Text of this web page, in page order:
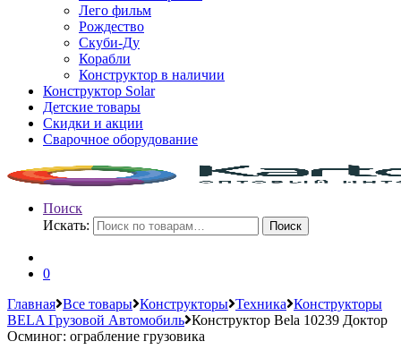
Лего фильм
Рождество
Скуби-Ду
Корабли
Конструктор в наличии
Конструктор Solar
Детские товары
Скидки и акции
Сварочное оборудование
Поиск
Искать:
Поиск
0
Главная Все товары Конструкторы Техника Конструкторы
BELA Грузовой Автомобиль Конструктор Bela 10239 Доктор
Осминог: ограбление грузовика